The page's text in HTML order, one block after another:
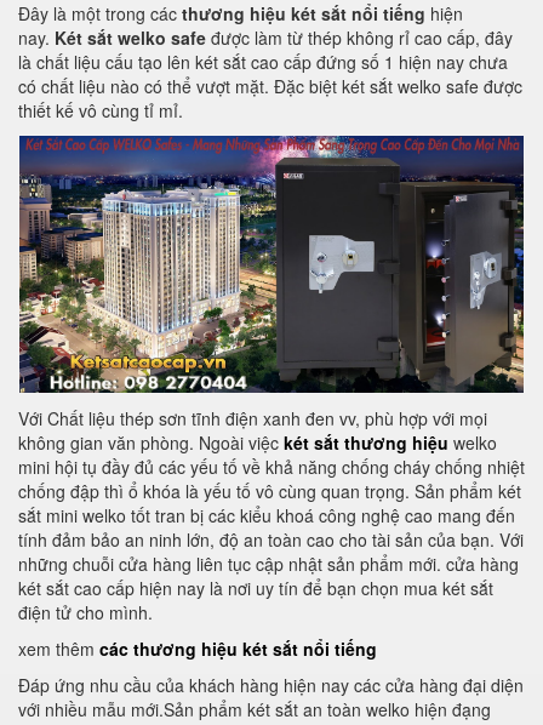
Đây là một trong các thương hiệu két sắt nổi tiếng hiện
nay. Két sắt welko safe được làm từ thép không rỉ cao cấp, đây
là chất liệu cấu tạo lên két sắt cao cấp đứng số 1 hiện nay chưa
có chất liệu nào có thể vượt mặt. Đặc biệt két sắt welko safe được
thiết kế vô cùng tỉ mỉ.
Với Chất liệu thép sơn tĩnh điện xanh đen vv, phù hợp với mọi
không gian văn phòng. Ngoài việc két sắt thương hiệu welko
mini hội tụ đầy đủ các yếu tố về khả năng chống cháy chống nhiệt
chống đập thì ổ khóa là yếu tố vô cùng quan trọng. Sản phẩm két
sắt mini welko tốt tran bị các kiểu khoá công nghệ cao mang đến
tính đảm bảo an ninh lớn, độ an toàn cao cho tài sản của bạn. Với
những chuỗi cửa hàng liên tục cập nhật sản phẩm mới. cửa hàng
két sắt cao cấp hiện nay là nơi uy tín để bạn chọn mua két sắt
điện tử cho mình.
xem thêm các thương hiệu két sắt nổi tiếng
Đáp ứng nhu cầu của khách hàng hiện nay các cửa hàng đại diện
với nhiều mẫu mới.Sản phẩm két sắt an toàn welko hiện đạng